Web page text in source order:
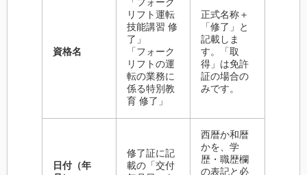
資格名
リフト運転
技能講習 修
了」
「フォーク
リフトの運
転の業務に
係る特別教
育 修了」
正式名称＋
「修了」と
記載しま
す。「取
得」は免許
証の場合の
みです。
日付（年
修了証に記
載の「交付
西暦か和暦
かを、学
歴・職歴欄
の表記と必